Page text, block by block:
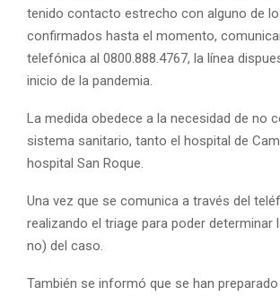
tenido contacto estrecho con alguno de
confirmados hasta el momento,
telefónica al 0800.888.4767, la línea
inicio de la pandemia.
La medida obedece a la necesidad de no
sistema sanitario, tanto el hospital de
hospital San Roque.
Una vez que se comunica a través del
realizando el triage para poder determinar
no) del caso.
También se informó que se han